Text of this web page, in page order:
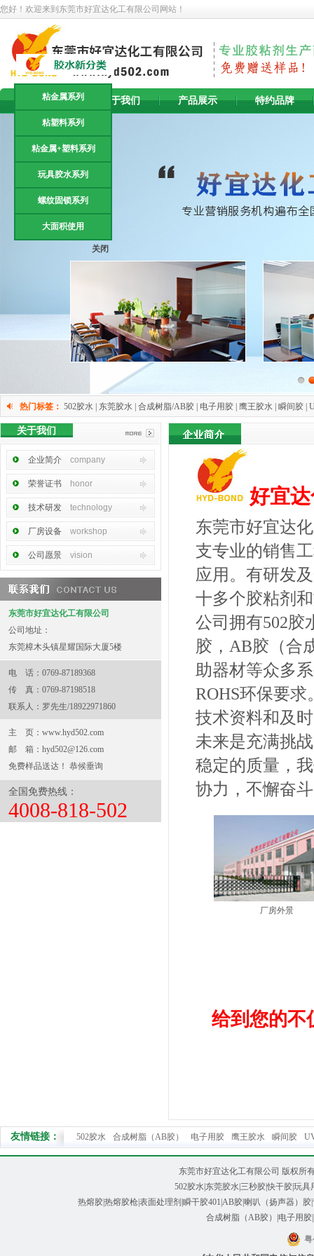
您好！欢迎来到东莞市好宜达化工有限公司网站！
首 页 关于我们 产品展示 特约品牌
热门标签： 502胶水 | 东莞胶水 | 合成树脂/AB胶 | 电子用胶 | 鹰王胶水 | 瞬间胶 |
关于我们
企业简介 company
荣誉证书 honor
技术研发 technology
厂房设备 workshop
公司愿景 vision
东莞市好宜达化工有限公司
公司地址：
东莞樟木头镇星耀国际大厦5楼
电 话：0769-87189368
传 真：0769-87198518
联系人：罗先生/18922971860
主 页： www.hyd502.com
邮 箱： hyd502@126.com
免费样品送达！ 恭候垂询
全国免费热线：
4008-818-502
好宜
东莞市好宜达
支专业的销售
应用。有研发
十多个胶粘剂
公司拥有502胶
胶 ， AB胶（合
助器材等众多
ROHS环保要
技术资料和及
未来是充满挑
稳定的质量，
协力，不懈奋
厂房外景
给到您的不
友情链接： 502胶水 合成树脂（AB胶） 电子用胶 鹰王胶水 瞬间胶
东莞市好宜达化工有限公司 版权所
502胶水 东莞胶水三秒胶|快干胶|玩具
热熔胶|热熔胶枪表面处理剂 瞬干胶401 AB胶|喇叭（扬声器）胶
合成树脂（AB胶）|电子用胶|
粤
粘金属系列
粘塑料系列
粘金属+塑料系列
玩具胶水系列
螺纹固锁系列
大面积使用
关闭